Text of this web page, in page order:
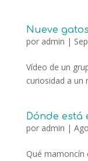
Nueve
por admin |
Vídeo de un
curiosidad a un
Dónde está
por admin |
Qué mamoncín